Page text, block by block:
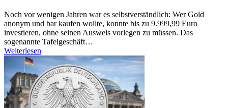
Noch vor wenigen Jahren war es selbstverständlich: Wer Gold
anonym und bar kaufen wollte, konnte bis zu 9.999,99 Euro
investieren, ohne seinen Ausweis vorlegen zu müssen. Das
sogenannte Tafelgeschäft…
Weiterlesen